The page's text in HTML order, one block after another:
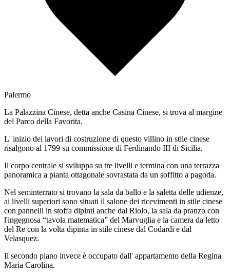
Palermo
La Palazzina Cinese, detta anche Casina Cinese, si trova al margine
del Parco della Favorita.
L' inizio dei lavori di costruzione di questo villino in stile cinese
risalgono al 1799 su commissione di Ferdinando III di Sicilia.
Il corpo centrale si sviluppa su tre livelli e termina con una terrazza
panoramica a pianta ottagonale sovrastata da un soffitto a pagoda.
Nel seminterrato si trovano la sala da ballo e la saletta delle udienze,
ai livelli superiori sono situati il salone dei ricevimenti in stile cinese
con pannelli in stoffa dipinti anche dal Riolo, la sala da pranzo con
l'ingegnosa “tavola matematica” del Marvuglia e la camera da letto
del Re con la volta dipinta in stile cinese dal Codardi e dal
Velasquez.
Il secondo piano invece è occupato dall' appartamento della Regina
Maria Carolina.